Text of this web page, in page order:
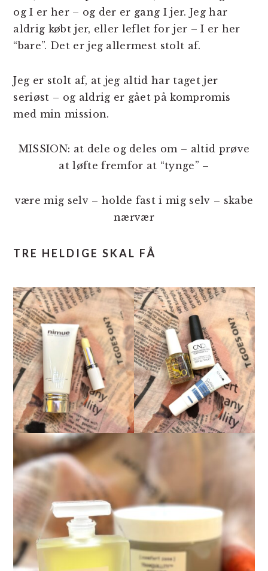
og I er her – og der er gang I jer. Jeg har
aldrig købt jer, eller leflet for jer – I er her
“bare”. Det er jeg allermest stolt af.
Jeg er stolt af, at jeg altid har taget jer
seriøst – og aldrig er gået på kompromis
med min mission.
MISSION: at dele og deles om – altid prøve
at løfte fremfor at “tynge” –
være mig selv – holde fast i mig selv – skabe
nærvær
TRE HELDIGE SKAL FÅ